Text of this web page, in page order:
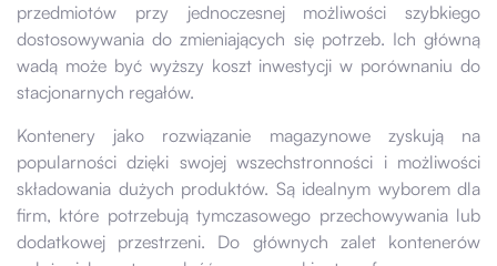
przedmiotów przy jednoczesnej możliwości szybkiego
dostosowywania do zmieniających się potrzeb. Ich główną
wadą może być wyższy koszt inwestycji w porównaniu do
stacjonarnych regałów.
Kontenery jako rozwiązanie magazynowe zyskują na
popularności dzięki swojej wszechstronności i możliwości
składowania dużych produktów. Są idealnym wyborem dla
firm, które potrzebują tymczasowego przechowywania lub
dodatkowej przestrzeni. Do głównych zalet kontenerów